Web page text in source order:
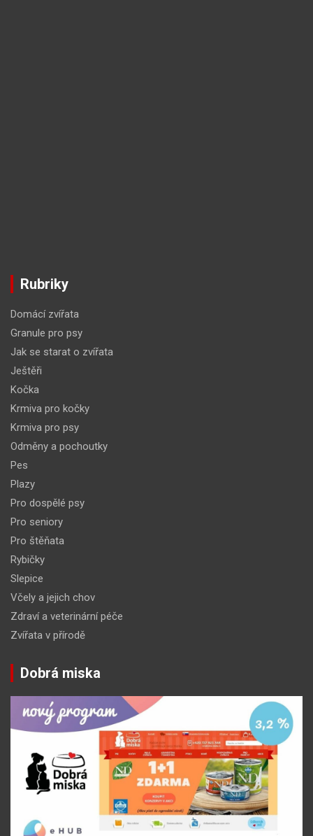
Rubriky
Domácí zvířata
Granule pro psy
Jak se starat o zvířata
Ještěři
Kočka
Krmiva pro kočky
Krmiva pro psy
Odměny a pochoutky
Pes
Plazy
Pro dospělé psy
Pro seniory
Pro štěňata
Rybičky
Slepice
Včely a jejich chov
Zdraví a veterinární péče
Zvířata v přírodě
Dobrá miska